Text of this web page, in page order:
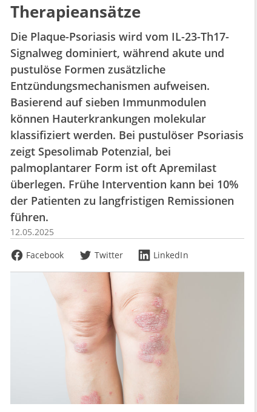
Therapieansätze
Die Plaque-Psoriasis wird vom IL-23-Th17-
Signalweg dominiert, während akute und
pustulöse Formen zusätzliche
Entzündungsmechanismen aufweisen.
Basierend auf sieben Immunmodulen
können Hauterkrankungen molekular
klassifiziert werden. Bei pustulöser Psoriasis
zeigt Spesolimab Potenzial, bei
palmoplantarer Form ist oft Apremilast
überlegen. Frühe Intervention kann bei 10%
der Patienten zu langfristigen Remissionen
führen.
12.05.2025
Facebook
Twitter LinkedIn